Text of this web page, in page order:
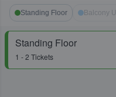
Standing Floor Balcony
Standing Floor
1 - 2 Tickets